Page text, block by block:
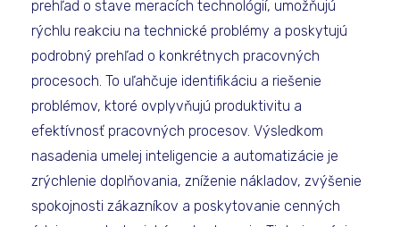
prehľad o stave meracích technológií, umožňujú
rýchlu reakciu na technické problémy a poskytujú
podrobný prehľad o konkrétnych pracovných
procesoch. To uľahčuje identifikáciu a riešenie
problémov, ktoré ovplyvňujú produktivitu a
efektívnosť pracovných procesov. Výsledkom
nasadenia umelej inteligencie a automatizácie je
zrýchlenie doplňovania, zníženie nákladov, zvýšenie
spokojnosti zákazníkov a poskytovanie cenných